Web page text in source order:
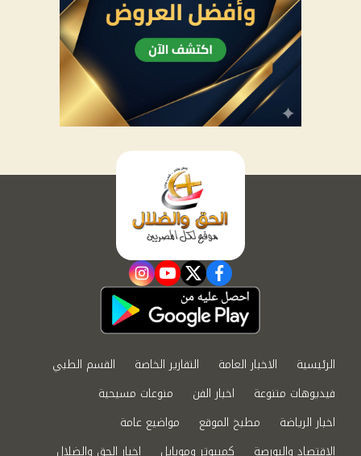
facebook
twitter
youtube
instagram
الرئيسية الاخبار العامة التقارير الخاصة
القسم الطبي
فيديوهات متنوعة
اخبار الفن
منوعات مسيحية
اخبار الرياضة
مطبخ الموقع
مواضيع عامة
الاقتصاد والبورصة
كمبيوتر وموبايل اخبار الحق والضلال